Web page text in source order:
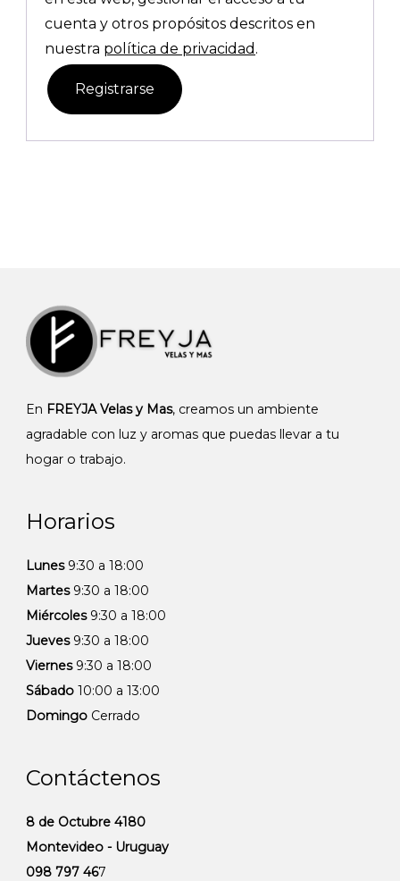
cuenta y otros propósitos descritos en
nuestra política de privacidad .
Registrarse
En FREYJA Velas y Mas, creamos un ambiente
agradable con luz y aromas que puedas llevar a tu
hogar o trabajo.
Horarios
Lunes9:30 a 18:00
Martes9:30 a 18:00
Miércoles9:30 a 18:00
Jueves9:30 a 18:00
Viernes9:30 a 18:00
Sábado 10:00 a 13:00
Domingo Cerrado
Contáctenos
8 de Octubre 4180
Montevideo - Uruguay
098 797 467